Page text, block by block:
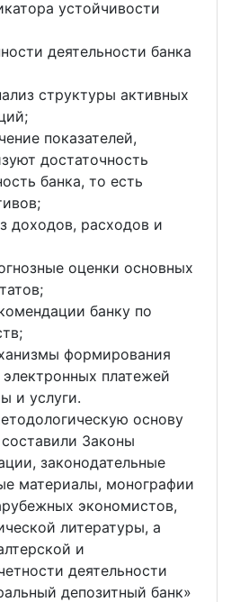
устойчивости
деятельности банка
структуры активных
показателей,
достаточность
банка, то есть
доходов, расходов и
оценки основных
банку по
формирования
платежей
и услуги.
основу
Законы
законодательные
материалы, монографии
экономистов,
литературы, а
и
деятельности
депозитный банк»